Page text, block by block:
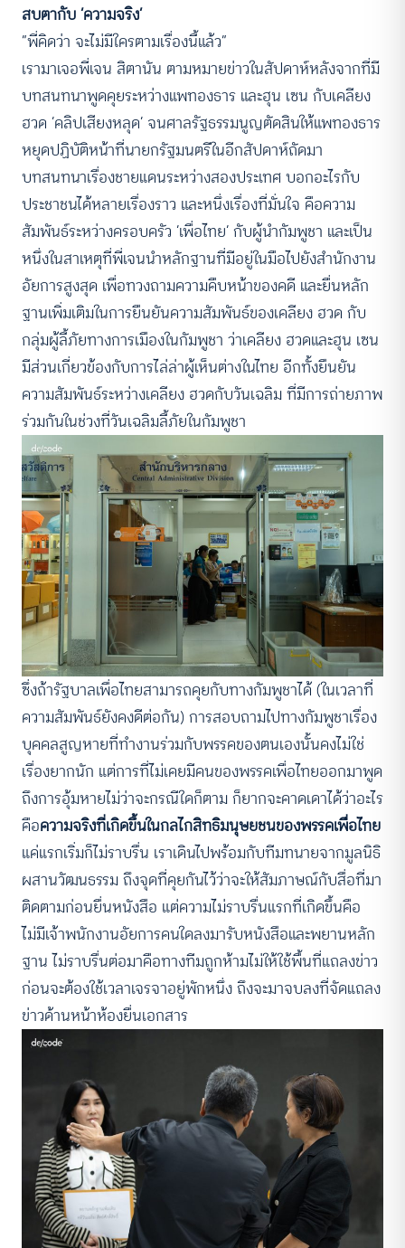
สบตากับ ‘ความจริง’
“พี่คิดว่า จะไม่มีใครตามเรื่องนี้แล้ว”
เรามาเจอพี่เจน สิตานัน ตามหมายข่าวในสัปดาห์หลังจากที่มี
บทสนทนาพูดคุยระหว่างแพทองธาร และฮุน เซน กับเคลียง
ฮวด ‘คลิปเสียงหลุด’ จนศาลรัฐธรรมนูญตัดสินให้แพทองธาร
หยุดปฏิบัติหน้าที่นายกรัฐมนตรีในอีกสัปดาห์ถัดมา
บทสนทนาเรื่องชายแดนระหว่างสองประเทศ บอกอะไรกับ
ประชาชนได้หลายเรื่องราว และหนึ่งเรื่องที่มั่นใจ คือความ
สัมพันธ์ระหว่างครอบครัว ‘เพื่อไทย’ กับผู้นำกัมพูชา และเป็น
หนึ่งในสาเหตุที่พี่เจนนำหลักฐานที่มีอยู่ในมือไปยังสำนักงาน
อัยการสูงสุด เพื่อทวงถามความคืบหน้าของคดี และยื่นหลัก
ฐานเพิ่มเติมในการยืนยันความสัมพันธ์ของเคลียง ฮวด กับ
กลุ่มผู้ลี้ภัยทางการเมืองในกัมพูชา ว่าเคลียง ฮวดและฮุน เซน
มีส่วนเกี่ยวข้องกับการไล่ล่าผู้เห็นต่างในไทย อีกทั้งยืนยัน
ความสัมพันธ์ระหว่างเคลียง ฮวดกับวันเฉลิม ที่มีการถ่ายภาพ
ร่วมกันในช่วงที่วันเฉลิมลี้ภัยในกัมพูชา
ซึ่งถ้ารัฐบาลเพื่อไทยสามารถคุยกับทางกัมพูชาได้ (ในเวลาที่
ความสัมพันธ์ยังคงดีต่อกัน) การสอบถามไปทางกัมพูชาเรื่อง
บุคคลสูญหายที่ทำงานร่วมกับพรรคของตนเองนั้นคงไม่ใช่
เรื่องยากนัก แต่การที่ไม่เคยมีคนของพรรคเพื่อไทยออกมาพูด
ถึงการอุ้มหายไม่ว่าจะกรณีใดก็ตาม ก็ยากจะคาดเดาได้ว่าอะไร
คือความจริงที่เกิดขึ้นในกลไกสิทธิมนุษยชนของพรรคเพื่อไทย
แค่แรกเริ่มก็ไม่ราบรื่น เราเดินไปพร้อมกับทีมทนายจากมูลนิธิ
ผสานวัฒนธรรม ถึงจุดที่คุยกันไว้ว่าจะให้สัมภาษณ์กับสื่อที่มา
ติดตามก่อนยื่นหนังสือ แต่ความไม่ราบรื่นแรกที่เกิดขึ้นคือ
ไม่มีเจ้าพนักงานอัยการคนใดลงมารับหนังสือและพยานหลัก
ฐาน ไม่ราบรื่นต่อมาคือทางทีมถูกห้ามไม่ให้ใช้พื้นที่แถลงข่าว
ก่อนจะต้องใช้เวลาเจรจาอยู่พักหนึ่ง ถึงจะมาจบลงที่จัดแถลง
ข่าวด้านหน้าห้องยื่นเอกสาร